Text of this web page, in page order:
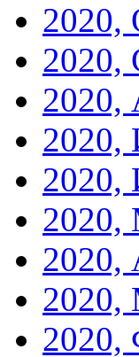
2020,
2020,
2020,
2020,
2020,
2020,
2020,
2020,
2020,